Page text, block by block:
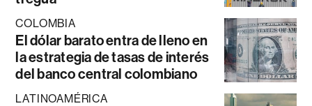
COLOMBIA
El dólar barato entra de lleno en
la estrategia de tasas de interés
del banco central colombiano
LATINOAMÉRICA